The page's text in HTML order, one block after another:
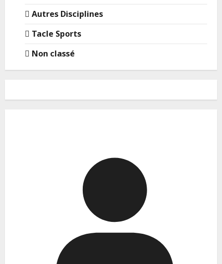
Autres Disciplines
Tacle Sports
Non classé